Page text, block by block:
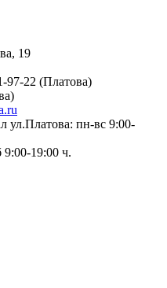
19
97-22 (Платова)
ул.Платова: пн-вс 9:00-
19:00 ч.